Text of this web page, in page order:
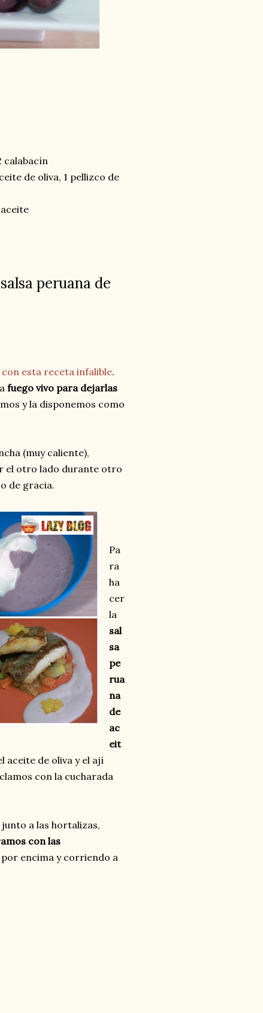
calabacín
de oliva, 1 pellizco de
peruana de
esta receta infalible.
fuego vivo para dejarlas
y la disponemos como
(muy caliente),
el otro lado durante otro
de gracia.
Pa
ra
ha
cer
la
sal
sa
pe
rua
na
de
ac
eit
aceite de oliva y el ají
con la cucharada
a las hortalizas,
con las
encima y corriendo a